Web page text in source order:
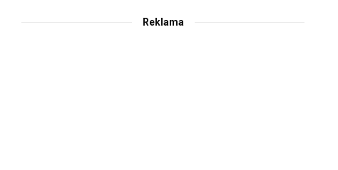
Reklama